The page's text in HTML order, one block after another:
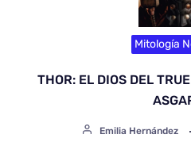
Mitología
THOR: EL DIOS DEL
Emilia Hernández